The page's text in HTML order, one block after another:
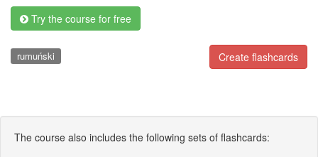
Try the course for free
Create flashcards
rumuński
The course also includes the following sets of flashcards: